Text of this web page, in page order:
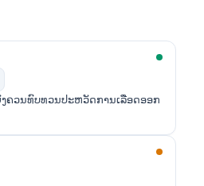
ຄວນທົບທວນປະຫວັດການເລືອດອອກ